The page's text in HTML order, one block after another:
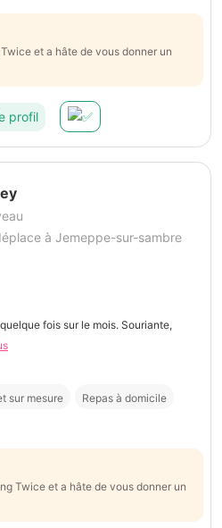
et a hâte de vous donner un
profil
à Jemeppe-sur-sambre
fois sur le mois. Souriante,
sur mesure Repas à domicile
Twice et a hâte de vous donner un